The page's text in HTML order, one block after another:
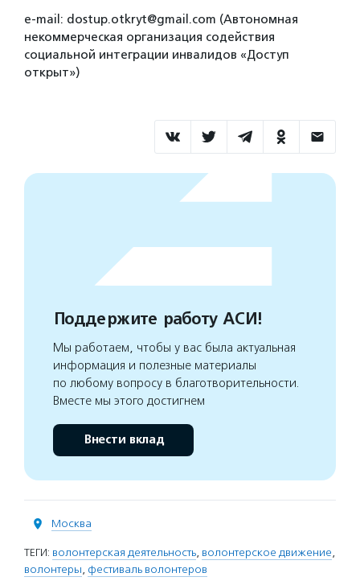
е-mail: dostup.otkryt@gmail.com (Автономная
некоммерческая организация содействия
социальной интеграции инвалидов «Доступ
открыт»)
Поддержите работу АСИ!
Мы работаем, чтобы у вас была актуальная
информация и полезные материалы
по любому вопросу в благотворительности.
Вместе мы этого достигнем
Внести вклад
Москва
ТЕГИ: волонтерская деятельность, волонтерское движение,
волонтеры, фестиваль волонтеров